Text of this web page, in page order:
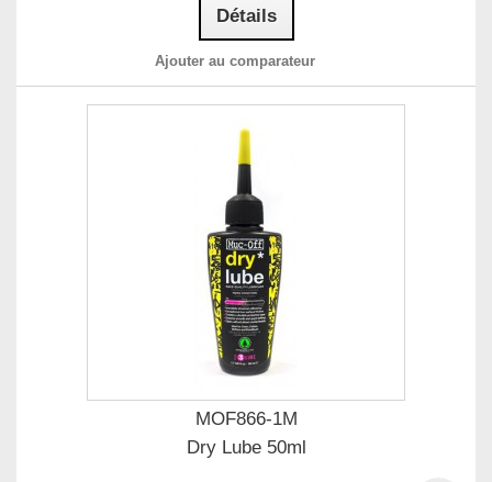
Détails
Ajouter au comparateur
MOF866-1M
Dry Lube 50ml